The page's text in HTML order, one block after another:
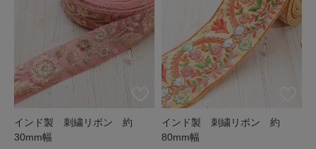
インド製 刺繍リボン 約
30mm幅
インド製 刺繍リボン 約
80mm幅